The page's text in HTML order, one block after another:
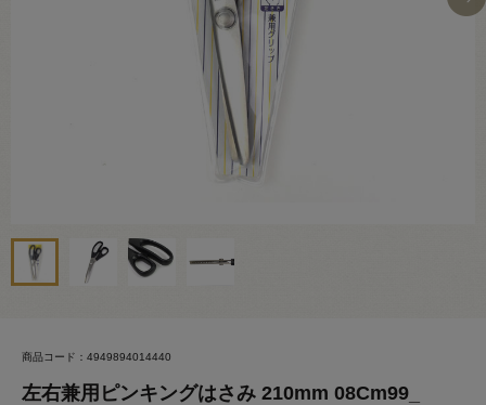
商品コード：4949894014440
左右兼用ピンキングはさみ 210mm 08Cm99_